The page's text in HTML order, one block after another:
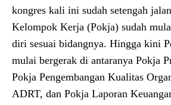
kongres kali ini sudah setengah
Kelompok Kerja (Pokja) sudah
diri sesuai bidangnya. Hingga kini
mulai bergerak di antaranya Pokja
Pokja Pengembangan Kualitas
ADRT, dan Pokja Laporan